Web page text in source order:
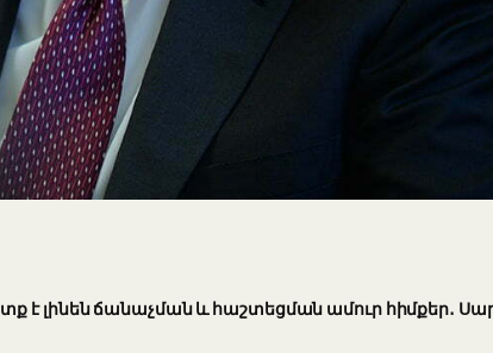
է լինեն ճանաչման և հաշտեցման ամուր հիմքեր․